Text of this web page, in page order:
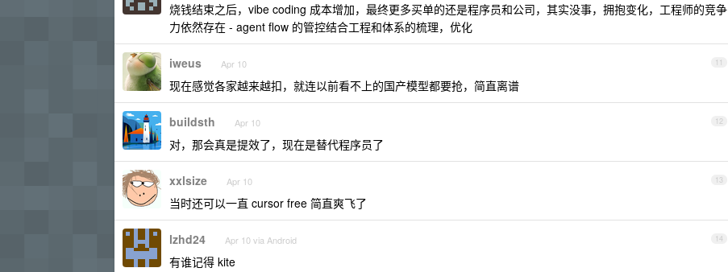
烧钱结束之后，vibe coding 成本增加，最终更多买单的还是程序员和公司，其实没事，拥抱变化，工程师的竞争
力依然存在 - agent flow 的管控结合工程和体系的梳理，优化
11
iweus Apr 10
现在感觉各家越来越扣，就连以前看不上的国产模型都要抢，简直离谱
12
buildsth Apr 10
对，那会真是提效了，现在是替代程序员了
13
xxlsize Apr 10
当时还可以一直 cursor free 简直爽飞了
14
lzhd24 Apr 10 via Android
有谁记得 kite